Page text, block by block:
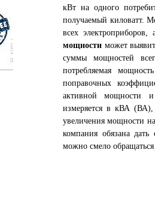
кВт на одного
получаемый киловатт.
всех
мощности может
суммы мощностей
потребляемая
поправочных
активной мощности и
измеряется в кВА
увеличения мощности
компания обязана
можно смело обращаться